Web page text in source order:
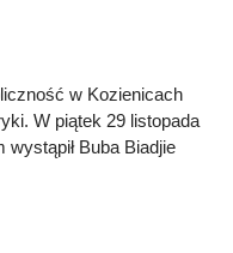
w Kozienicach
W piątek 29 listopada
Buba Biadjie